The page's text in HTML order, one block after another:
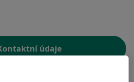
údaje
termín